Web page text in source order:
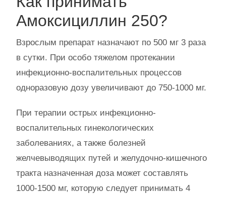
Амоксициллин 250?
Взрослым препарат назначают по 500 мг 3 раза
в сутки. При особо тяжелом протекании
инфекционно-воспалительных процессов
одноразовую дозу увеличивают до 750-1000 мг.
При терапии острых инфекционно-
воспалительных гинекологических
заболеваниях, а также болезней
желчевыводящих путей и желудочно-кишечного
тракта назначенная доза может составлять
1000-1500 мг, которую следует принимать 4